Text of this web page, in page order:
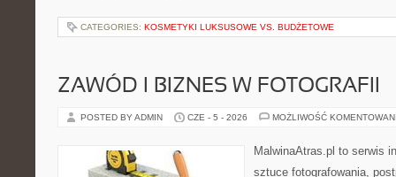
CATEGORIES: KOSMETYKI LUKSUSOWE VS. BUDŻETOWE
ZAWÓD I BIZNES W FOTOGRAFII
POSTED BY ADMIN CZE - 5 - 2026 MOŻLIWOŚĆ
MalwinaAtras.pl to serwis
sztuce fotografowania,